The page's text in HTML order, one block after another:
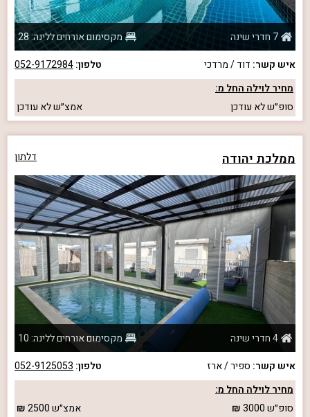
7 חדרי שינה
מקסימום אורחים ללינה: 28
איש קשר: דוד / מרדכי טלפון:052-9172984
מחיר לוילה החל מ:
סופ״שלא עודכן אמצ״שלא עודכן
ממלכת יהודה דלתון
4 חדרי שינה
מקסימום אורחים ללינה: 10
איש קשר: ספיר / ארז טלפון: 052-9125053
מחיר לוילה החל מ:
סופ״ש3000 אמצ״ש2500